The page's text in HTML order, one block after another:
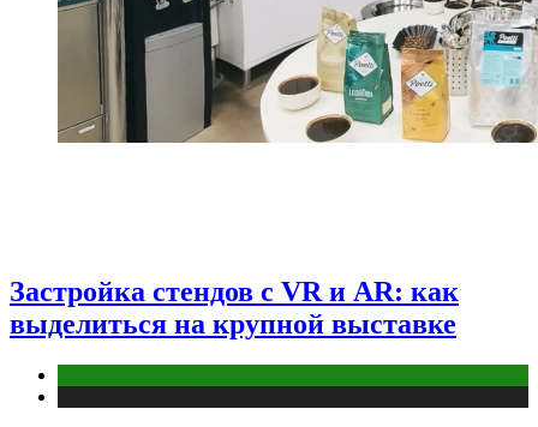
Застройка стендов с VR и AR: как
выделиться на крупной выставке